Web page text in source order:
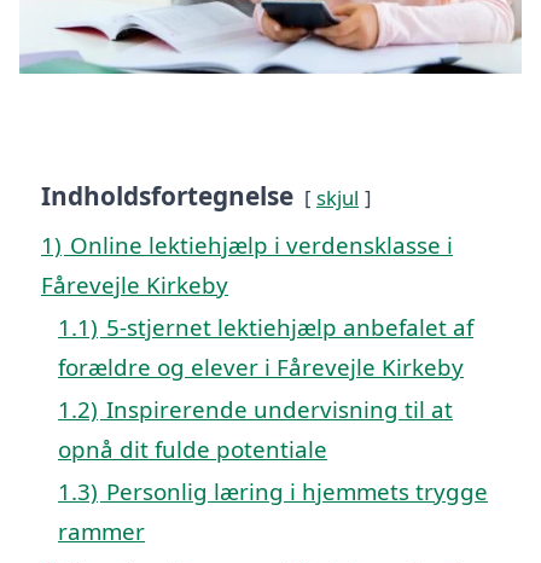
Indholdsfortegnelse skjul
1) Online lektiehjælp i verdensklasse i
Fårevejle Kirkeby
1.1) 5-stjernet lektiehjælp anbefalet af
forældre og elever i Fårevejle Kirkeby
1.2) Inspirerende undervisning til at
opnå dit fulde potentiale
1.3) Personlig læring i hjemmets trygge
rammer